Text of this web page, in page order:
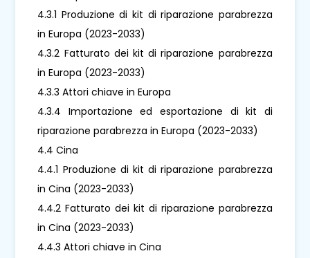
4.3.1 Produzione di kit di riparazione parabrezza
in Europa (2023-2033)
4.3.2 Fatturato dei kit di riparazione parabrezza
in Europa (2023-2033)
4.3.3 Attori chiave in Europa
4.3.4 Importazione ed esportazione di kit di
riparazione parabrezza in Europa (2023-2033)
4.4 Cina
4.4.1 Produzione di kit di riparazione parabrezza
in Cina (2023-2033)
4.4.2 Fatturato dei kit di riparazione parabrezza
in Cina (2023-2033)
4.4.3 Attori chiave in Cina